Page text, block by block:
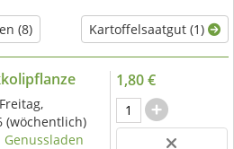
Kartoffelsaatgut (1)
(8)
Freitag,
(wöchentlich)
Genussladen
1,80 €